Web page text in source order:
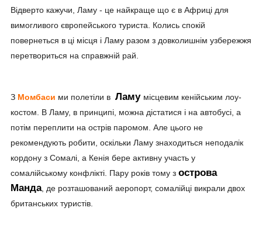
Відверто кажучи, Ламу - це найкраще що є в Африці для
вимогливого європейського туриста. Колись спокій
повернеться в ці місця і Ламу разом з довколишнім узбережжя
перетвориться на справжній рай.
З Момбаси ми полетіли в Ламу місцевим кенійським лоу-
костом. В Ламу, в принципі, можна дістатися і на автобусі, а
потім переплити на острів паромом. Але цього не
рекомендують робити, оскільки Ламу знаходиться неподалік
кордону з Сомалі, а Кенія бере активну участь у
сомалійському конфлікті. Пару років тому з острова
Манда, де розташований аеропорт, сомалійці викрали двох
британських туристів.